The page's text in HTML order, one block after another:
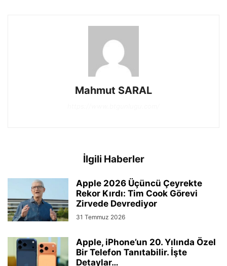
Mahmut SARAL
İlgili Haberler
Apple 2026 Üçüncü Çeyrekte
Rekor Kırdı: Tim Cook Görevi
Zirvede Devrediyor
31 Temmuz 2026
Apple, iPhone’un 20. Yılında Özel
Bir Telefon Tanıtabilir. İşte
Detaylar…